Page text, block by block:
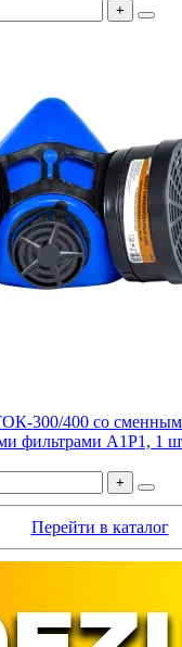
300/400 со
фильтрами A1P1, 1
Перейти в каталог